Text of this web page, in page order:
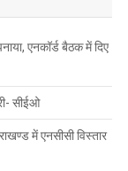
एनकॉर्ड बैठक में दिए
सीईओ
में एनसीसी विस्तार